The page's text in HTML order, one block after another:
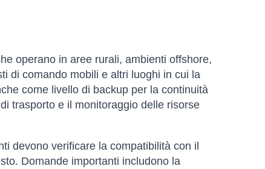
operano in aree rurali, ambienti offshore,
di comando mobili e altri luoghi in cui la
come livello di backup per la continuità
trasporto e il monitoraggio delle risorse
devono verificare la compatibilità con il
Domande importanti includono la